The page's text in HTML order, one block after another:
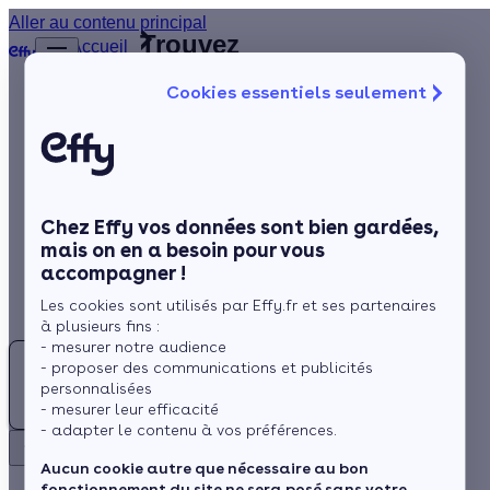
Cookies essentiels seulement
Chez Effy vos données sont bien gardées,
mais on en a besoin pour vous
accompagner !
Les cookies sont utilisés par Effy.fr et ses partenaires
à plusieurs fins :
- mesurer notre audience
- proposer des communications et publicités
personnalisées
- mesurer leur efficacité
- adapter le contenu à vos préférences.
Aucun cookie autre que nécessaire au bon
Aller au contenu principal
Chauffage
Rénovation globale
Aides et Primes
Actualités
Espace Client
Accueil
du fil
d’Ariane
Hérault
Trouvez
meilleur
(34)
Rechercher
Besoin d'un Installateur de fenêtres à l'Hérault (34) ?